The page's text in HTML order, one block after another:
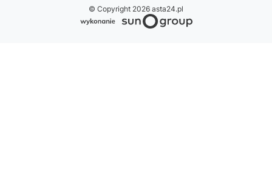
© Copyright 2026 asta24.pl